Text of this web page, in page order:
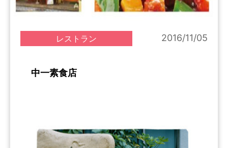
レストラン 2016/11/05
中一素食店